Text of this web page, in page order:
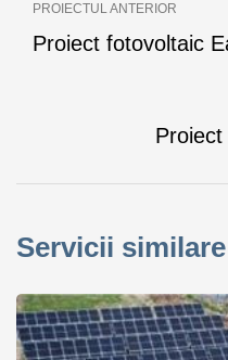
PROIECTUL ANTERIOR
Proiect fotovoltaic
Servicii similare